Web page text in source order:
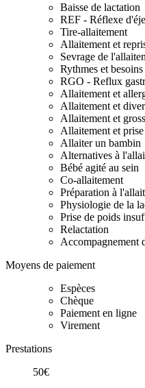
Baisse de lactation
REF - Réflexe
Tire-allaitement
Allaitement et
Sevrage de
Rythmes et
RGO - Reflux
Allaitement et
Allaitement et
Allaitement et
Allaitement et
Allaiter un bambin
Alternatives à
Bébé agité au sein
Co-allaitement
Préparation à
Physiologie de la
Prise de poids
Relactation
Accompagnement
Moyens de paiement
Espèces
Chèque
Paiement en ligne
Virement
Prestations
50€